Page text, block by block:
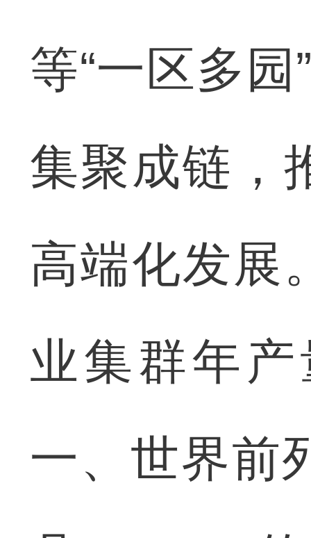
等“一区多
集聚成链，
高端化发展
业集群年
一、世界前